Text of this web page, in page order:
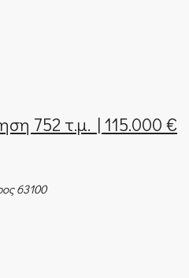
752 τ.μ. | 115.000 €
63100